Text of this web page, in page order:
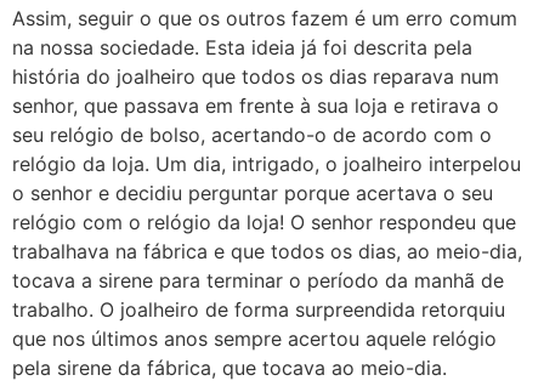
Assim, seguir o que os outros fazem é um erro comum
na nossa sociedade. Esta ideia já foi descrita pela
história do joalheiro que todos os dias reparava num
senhor, que passava em frente à sua loja e retirava o
seu relógio de bolso, acertando-o de acordo com o
relógio da loja. Um dia, intrigado, o joalheiro interpelou
o senhor e decidiu perguntar porque acertava o seu
relógio com o relógio da loja! O senhor respondeu que
trabalhava na fábrica e que todos os dias, ao meio-dia,
tocava a sirene para terminar o período da manhã de
trabalho. O joalheiro de forma surpreendida retorquiu
que nos últimos anos sempre acertou aquele relógio
pela sirene da fábrica, que tocava ao meio-dia.